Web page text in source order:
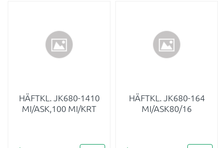
HÄFTKL. JK680-1410
MI/ASK,100 MI/KRT
HÄFTKL. JK680-164
MI/ASK80/16